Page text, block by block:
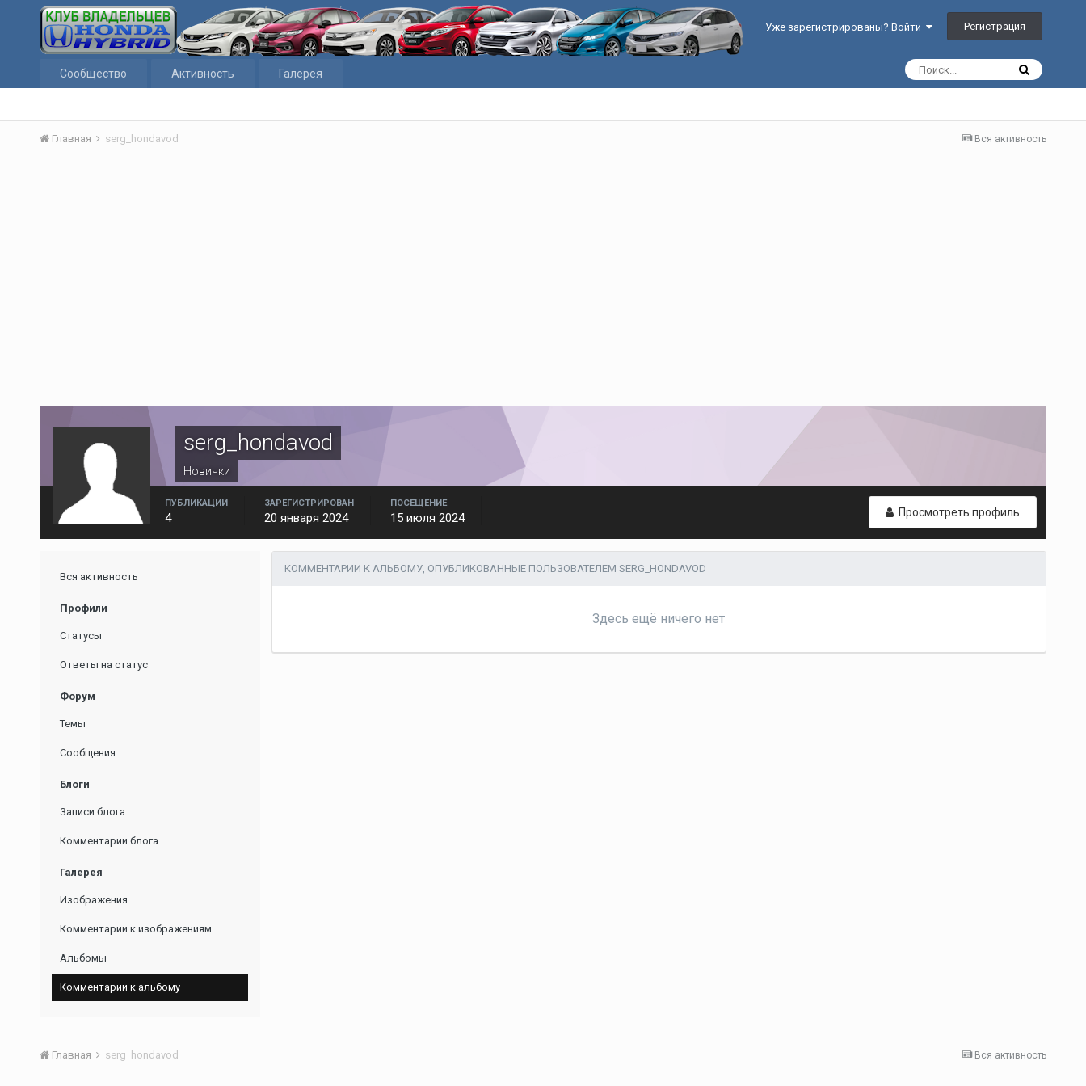
Уже зарегистрированы? Войти Регистрация
Сообщество Активность Галерея
Вся активность
Главная serg_hondavod
serg_hondavod
Новички
Просмотреть профиль
ПУБЛИКАЦИИ
4
ЗАРЕГИСТРИРОВАН
20 января 2024
ПОСЕЩЕНИЕ
15 июля 2024
Вся активность
Профили
Статусы
Ответы на статус
Форум
Темы
Сообщения
Блоги
Записи блога
Комментарии блога
Галерея
Изображения
Комментарии к изображениям
Альбомы
Комментарии к альбому
КОММЕНТАРИИ К АЛЬБОМУ, ОПУБЛИКОВАННЫЕ ПОЛЬЗОВАТЕЛЕМ SERG_HONDAVOD
Здесь ещё ничего нет
Вся активность
Главная serg_hondavod